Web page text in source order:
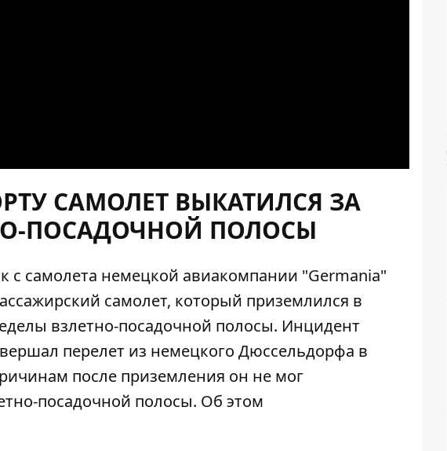
САМОЛЕТ ВЫКАТИЛСЯ ЗА
ПОСАДОЧНОЙ ПОЛОСЫ
с самолета немецкой авиакомпании "Germania"
самолет, который приземлился в
взлетно-посадочной полосы. Инцидент
перелет из немецкого Дюссельдорфа в
после приземления он не мог
посадочной полосы. Об этом